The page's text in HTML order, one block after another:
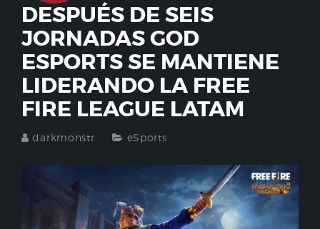
DESPUÉS DE SEIS
JORNADAS GOD
ESPORTS SE MANTIENE
LIDERANDO LA FREE
FIRE LEAGUE LATAM
darkmonstr eSports